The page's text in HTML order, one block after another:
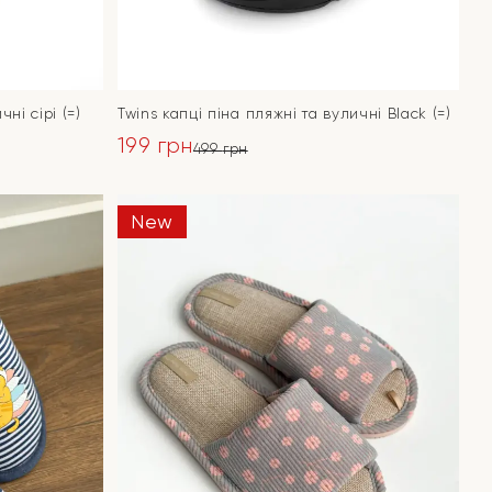
сірі (=) Twins капці піна пляжні та вуличні Black (=)
499грн
499 грн.
199 грн
199 грн.
New